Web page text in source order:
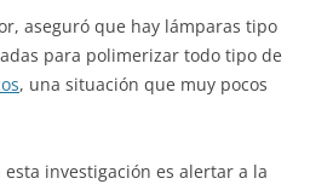
aseguró que hay lámparas tipo
para polimerizar todo tipo de
, una situación que muy pocos
esta investigación es alertar a la